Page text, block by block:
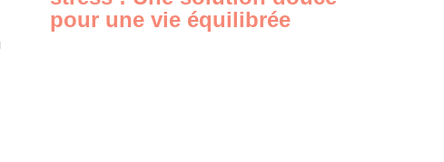
pour une vie équilibrée